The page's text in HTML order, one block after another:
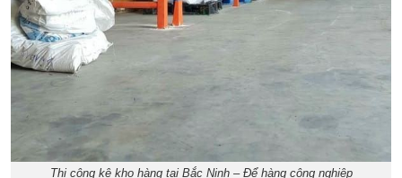
Thi công kệ kho hàng tại Bắc Ninh – Để hàng công nghiệp